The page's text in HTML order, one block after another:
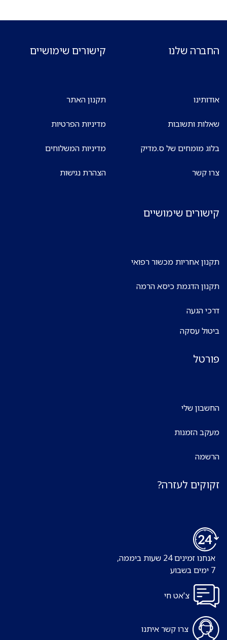
החברה שלנו
אודותינו
שאלות ותשובות
בלוג מומחים של ס.מדיק
צרו קשר
קישורים שימושיים
תקנון האתר
מדיניות הפרטיות
מדיניות המשלוחים
הצהרת נגישות
קישורים שימושיים
תקנון אחריות מכשור רפואי
תקנון הדגמת כיסא הרמה
דרכי הגעה
ביטול עסקה
פורטל
החשבון שלי
מעקב הזמנות
הרשמה
זקוקים לעזרה?
אנחנו זמינים 24 שעות ביממה,
צ'אט חי
צרו קשר איתנו